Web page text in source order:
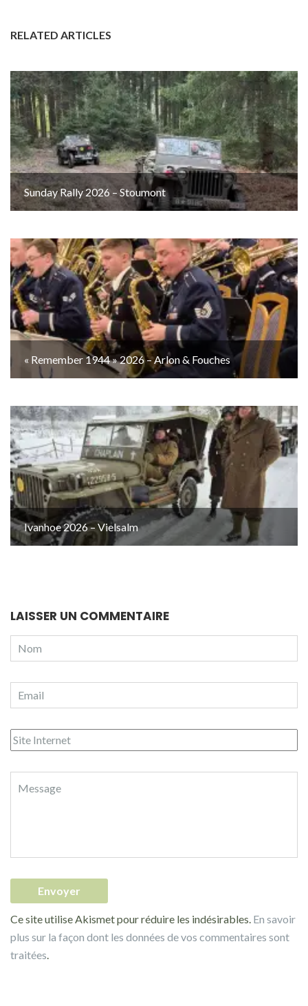
RELATED ARTICLES
Sunday Rally 2026 – Stoumont
« Remember 1944 » 2026 – Arlon & Fouches
Ivanhoe 2026 – Vielsalm
LAISSER UN COMMENTAIRE
Ce site utilise Akismet pour réduire les indésirables. En savoir
plus sur la façon dont les données de vos commentaires sont
traitées